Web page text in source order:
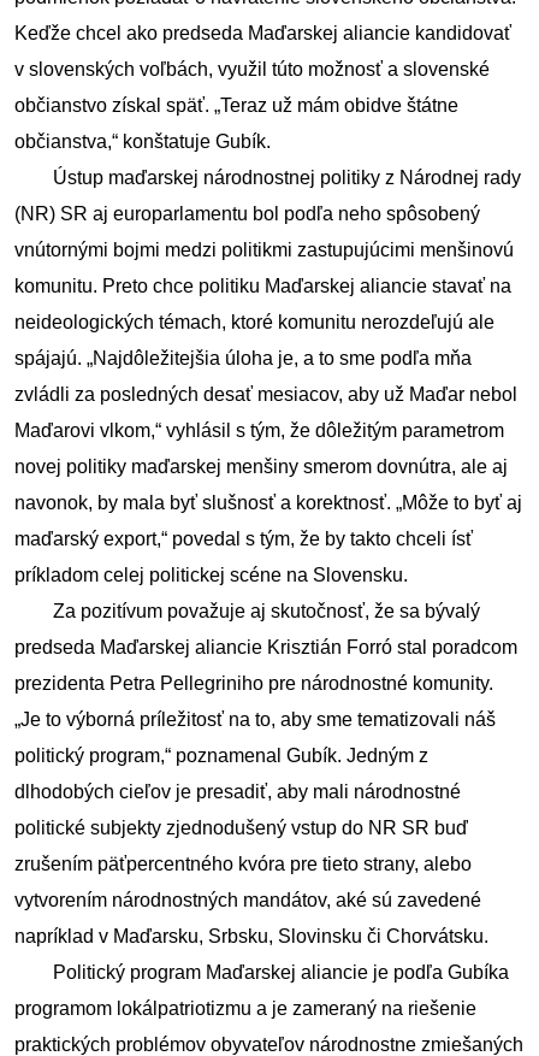
Keďže chcel ako predseda Maďarskej aliancie kandidovať
v slovenských voľbách, využil túto možnosť a slovenské
občianstvo získal späť. „Teraz už mám obidve štátne
občianstva,“ konštatuje Gubík.
Ústup maďarskej národnostnej politiky z Národnej rady
(NR) SR aj europarlamentu bol podľa neho spôsobený
vnútornými bojmi medzi politikmi zastupujúcimi menšinovú
komunitu. Preto chce politiku Maďarskej aliancie stavať na
neideologických témach, ktoré komunitu nerozdeľujú ale
spájajú. „Najdôležitejšia úloha je, a to sme podľa mňa
zvládli za posledných desať mesiacov, aby už Maďar nebol
Maďarovi vlkom,“ vyhlásil s tým, že dôležitým parametrom
novej politiky maďarskej menšiny smerom dovnútra, ale aj
navonok, by mala byť slušnosť a korektnosť. „Môže to byť aj
maďarský export,“ povedal s tým, že by takto chceli ísť
príkladom celej politickej scéne na Slovensku.
Za pozitívum považuje aj skutočnosť, že sa bývalý
predseda Maďarskej aliancie Krisztián Forró stal poradcom
prezidenta Petra Pellegriniho pre národnostné komunity.
„Je to výborná príležitosť na to, aby sme tematizovali náš
politický program,“ poznamenal Gubík. Jedným z
dlhodobých cieľov je presadiť, aby mali národnostné
politické subjekty zjednodušený vstup do NR SR buď
zrušením päťpercentného kvóra pre tieto strany, alebo
vytvorením národnostných mandátov, aké sú zavedené
napríklad v Maďarsku, Srbsku, Slovinsku či Chorvátsku.
Politický program Maďarskej aliancie je podľa Gubíka
programom lokálpatriotizmu a je zameraný na riešenie
praktických problémov obyvateľov národnostne zmiešaných